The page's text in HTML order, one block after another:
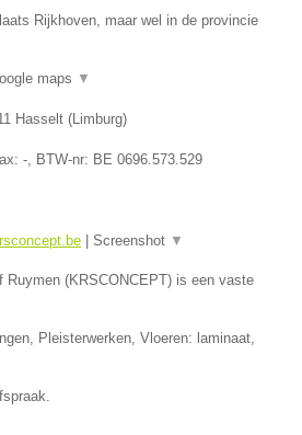
Rijkhoven, maar wel in de provincie
maps ▼
Hasselt (Limburg)
-, BTW-nr: BE 0696.573.529
Screenshot ▼
Ruymen (KRSCONCEPT) is een vaste
Pleisterwerken, Vloeren: laminaat,